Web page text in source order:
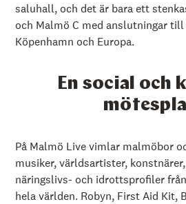
saluhall, och det är bara ett
och Malmö C med anslutningar till
Köpenhamn och Europa.
En social och
På Malmö Live vimlar malmöbor
musiker, världsartister,
näringslivs- och idrottsprofiler
hela världen. Robyn, First Aid Kit,